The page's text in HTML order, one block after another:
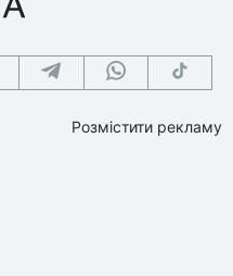
Розмістити рекламу